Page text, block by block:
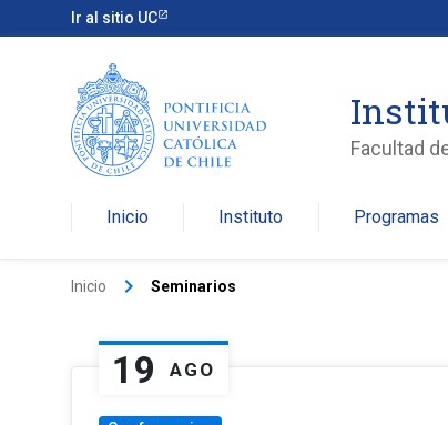
Ir al sitio UC
Facultad
Inicio Instituto Programas
Inicio keyboard_arrow_right Seminarios
19 AGO